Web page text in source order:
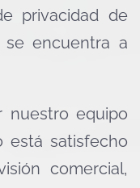
privacidad de
se encuentra a
nuestro equipo
está satisfecho
comercial,